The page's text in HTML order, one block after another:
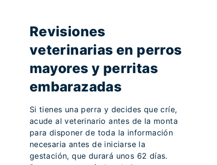
Revisiones
veterinarias en perros
mayores y perritas
embarazadas
Si tienes una perra y decides que críe,
acude al veterinario antes de la monta
para disponer de toda la información
necesaria antes de iniciarse la
gestación, que durará unos 62 días.